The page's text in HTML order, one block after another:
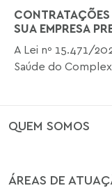
SUA EMPRESA
A Lei nº 15.471/
Saúde do
QUEM SOMOS
ÁREAS DE